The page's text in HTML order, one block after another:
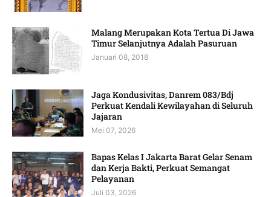
Malang Merupakan Kota Tertua Di Jawa
Timur Selanjutnya Adalah Pasuruan
Januari 08, 2018
Jaga Kondusivitas, Danrem 083/Bdj
Perkuat Kendali Kewilayahan di Seluruh
Jajaran
Mei 07, 2026
Bapas Kelas I Jakarta Barat Gelar Senam
dan Kerja Bakti, Perkuat Semangat
Pelayanan
Juli 03, 2026